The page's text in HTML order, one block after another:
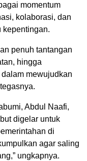
momentum
kolaborasi, dan
kepentingan.
penuh tantangan
hingga
mewujudkan
Abdul Naafi,
digelar untuk
di
agar saling
ungkapnya.